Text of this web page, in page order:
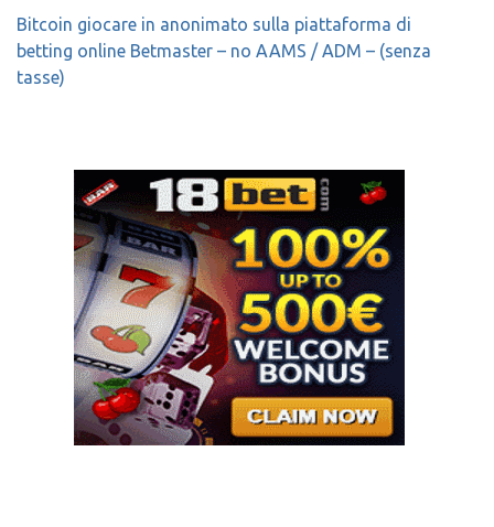
Bitcoin giocare in anonimato sulla piattaforma di
betting online Betmaster – no AAMS / ADM – (senza
tasse)